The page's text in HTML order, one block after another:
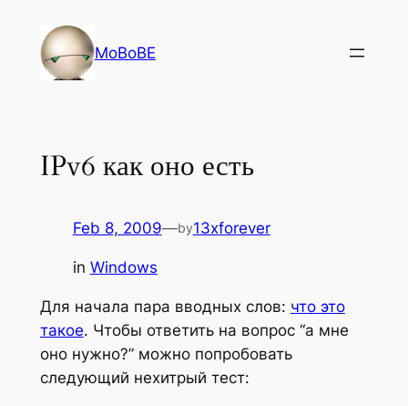
content
MoBoBE
IPv6 как оно есть
Feb 8, 2009—by13xforever
in Windows
Для начала пара вводных слов: что это
такое. Чтобы ответить на вопрос “а мне
оно нужно?” можно попробовать
следующий нехитрый тест: